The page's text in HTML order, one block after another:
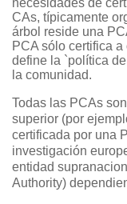
necesidades de
CAs, típicamente
árbol reside una
PCA sólo certifica
define la `política
la comunidad.
Todas las PCAs
superior (por
certificada por una
investigación
entidad
Authority)